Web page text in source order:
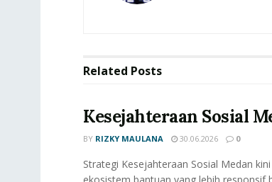
Related Posts
Kesejahteraan Sosial
BY RIZKY MAULANA 30.06.2026 0
Strategi Kesejahteraan Sosial Medan
ekosistem bantuan yang lebih responsif